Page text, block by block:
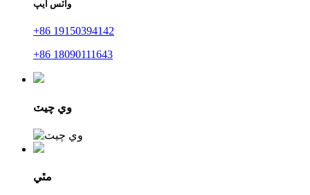
واٽس ايپ
+86 19150394142
+86 18090111643
وي چيٽ
مٿي